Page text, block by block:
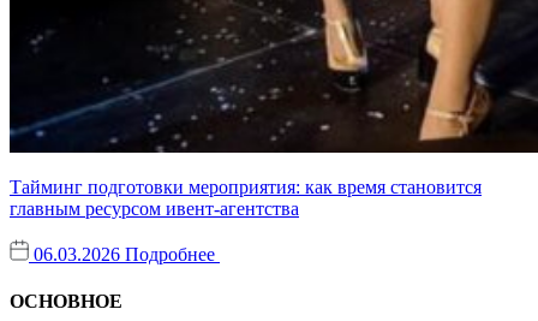
Тайминг подготовки мероприятия: как время становится
главным ресурсом ивент-агентства
06.03.2026 Подробнее
ОСНОВНОЕ